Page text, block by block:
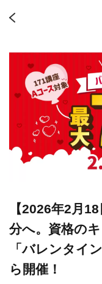
【2026年2月
分へ。資格の
「バレンタイ
ら開催！